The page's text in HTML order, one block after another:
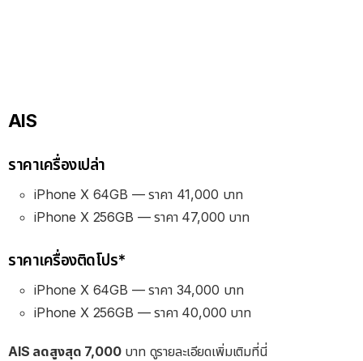
AIS
ราคาเครื่องเปล่า
iPhone X 64GB — ราคา 41,000 บาท
iPhone X 256GB — ราคา 47,000 บาท
ราคาเครื่องติดโปร*
iPhone X 64GB — ราคา 34,000 บาท
iPhone X 256GB — ราคา 40,000 บาท
AIS ลดสูงสุด 7,000บาท ดูรายละเอียดเพิ่มเติมที่นี่